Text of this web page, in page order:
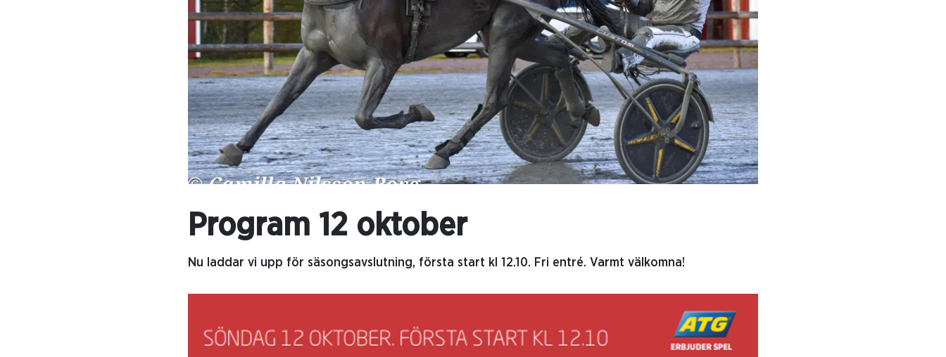
Program 12 oktober
Nu laddar vi upp för säsongsavslutning, första start kl 12.10. Fri entré. Varmt välkomna!